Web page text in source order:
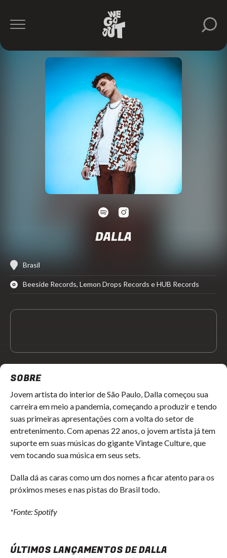
DALLA
Brasil
Beeside Records, Lemon Drops Records e HUB Records
SOBRE
Jovem artista do interior de São Paulo, Dalla começou sua
carreira em meio a pandemia, começando a produzir e tendo
suas primeiras apresentações com a volta do setor de
entretenimento. Com apenas 22 anos, o jovem artista já tem
suporte em suas músicas do gigante Vintage Culture, que
vem tocando sua música em seus sets.
Dalla dá as caras como um dos nomes a ficar atento para os
próximos meses e nas pistas do Brasil todo.
*Fonte: Spotify
ÚLTIMOS LANÇAMENTOS DE DALLA